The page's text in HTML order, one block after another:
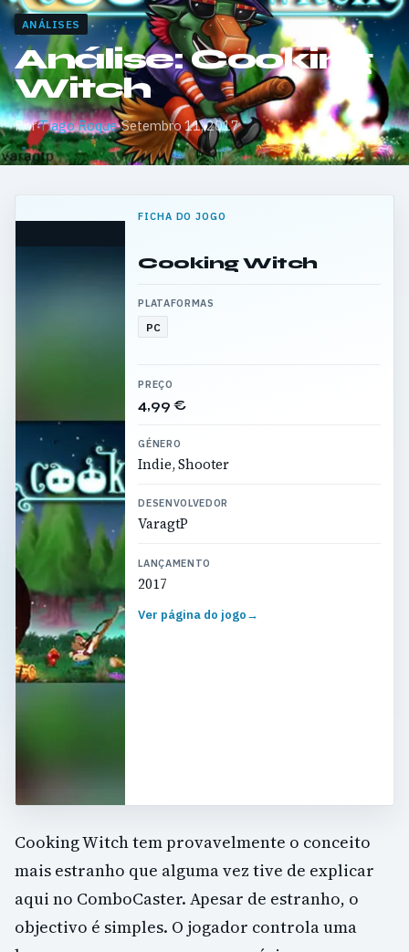
ANÁLISES
Análise: Cooking
Witch
PorTiago Roque·Setembro 11, 2017
FICHA DO JOGO
Cooking Witch
PLATAFORMAS
PC
PREÇO
4,99 €
GÉNERO
Indie, Shooter
DESENVOLVEDOR
VaragtP
LANÇAMENTO
2017
Ver página do jogo→
Cooking Witch tem provavelmente o conceito
mais estranho que alguma vez tive de explicar
aqui no ComboCaster. Apesar de estranho, o
objectivo é simples. O jogador controla uma